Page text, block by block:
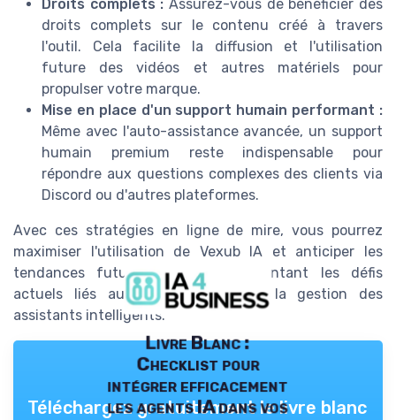
Droits complets : Assurez-vous de bénéficier des
droits complets sur le contenu créé à travers
l'outil. Cela facilite la diffusion et l'utilisation
future des vidéos et autres matériels pour
propulser votre marque.
Mise en place d'un support humain performant :
Même avec l'auto-assistance avancée, un support
humain premium reste indispensable pour
répondre aux questions complexes des clients via
Discord ou d'autres plateformes.
Avec ces stratégies en ligne de mire, vous pourrez
maximiser l'utilisation de Vexub IA et anticiper les
tendances futures tout en surmontant les défis
actuels liés au déploiement et à la gestion des
assistants intelligents.
Livre Blanc :
Checklist pour
intégrer efficacement
les agents IA dans vos
Téléchargez gratuitement le livre blanc